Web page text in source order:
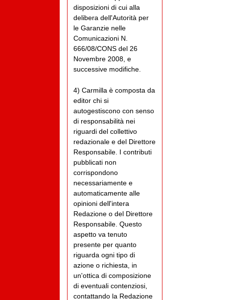
disposizioni di cui alla
delibera dell'Autorità per
le Garanzie nelle
Comunicazioni N.
666/08/CONS del 26
Novembre 2008, e
successive modifiche.
4) Carmilla è composta da
editor chi si
autogestiscono con senso
di responsabilità nei
riguardi del collettivo
redazionale e del Direttore
Responsabile. I contributi
pubblicati non
corrispondono
necessariamente e
automaticamente alle
opinioni dell'intera
Redazione o del Direttore
Responsabile. Questo
aspetto va tenuto
presente per quanto
riguarda ogni tipo di
azione o richiesta, in
un'ottica di composizione
di eventuali contenziosi,
contattando la Redazione